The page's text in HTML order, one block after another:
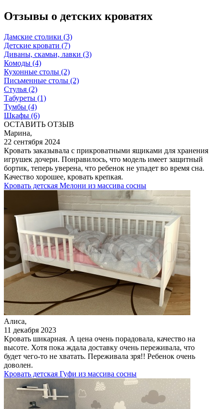
Отзывы о детских кроватях
Дамские столики (3)
Детские кровати (7)
Диваны, скамьи, лавки (3)
Комоды (4)
Кухонные столы (2)
Письменные столы (2)
Стулья (2)
Табуреты (1)
Тумбы (4)
Шкафы (6)
ОСТАВИТЬ ОТЗЫВ
Марина,
22 сентября 2024
Кровать заказывала с прикроватными ящиками для хранения
игрушек дочери. Понравилось, что модель имеет защитный
бортик, теперь уверена, что ребенок не упадет во время сна.
Качество хорошее, кровать крепкая.
Кровать детская Мелони из массива сосны
Алиса,
11 декабря 2023
Кровать шикарная. А цена очень порадовала, качество на
высоте. Хотя пока ждала доставку очень переживала, что
будет чего-то не хватать. Переживала зря!! Ребенок очень
доволен.
Кровать детская Гуфи из массива сосны